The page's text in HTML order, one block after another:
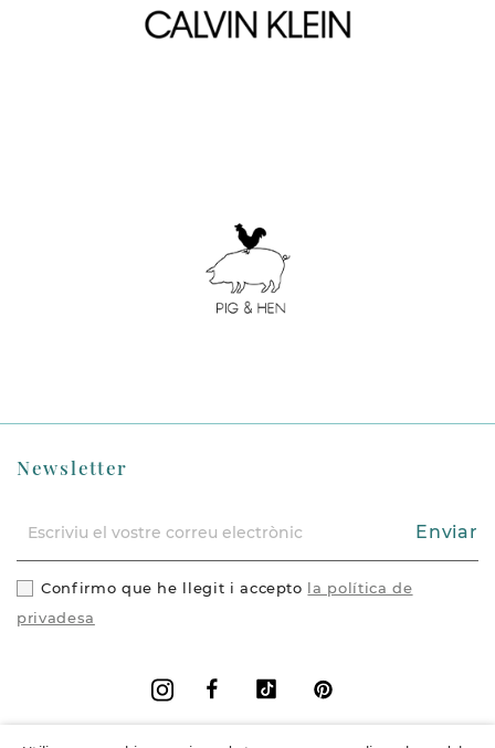
Newsletter
Enviar
Confirmo que he llegit i accepto la política de
privadesa
FacebookVimeo
Instagram